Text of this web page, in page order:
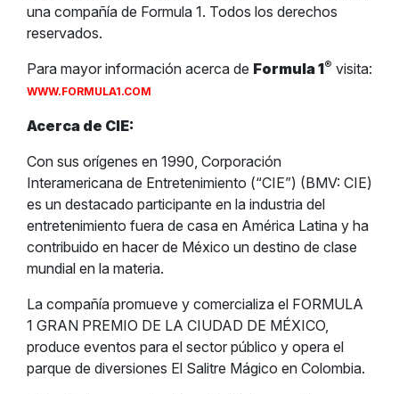
una compañía de Formula 1. Todos los derechos
reservados.
Para mayor información acerca de Formula 1® visita:
WWW.FORMULA1.COM
Acerca de CIE:
Con sus orígenes en 1990, Corporación
Interamericana de Entretenimiento (“CIE”) (BMV: CIE)
es un destacado participante en la industria del
entretenimiento fuera de casa en América Latina y ha
contribuido en hacer de México un destino de clase
mundial en la materia.
La compañía promueve y comercializa el FORMULA
1 GRAN PREMIO DE LA CIUDAD DE MÉXICO,
produce eventos para el sector público y opera el
parque de diversiones El Salitre Mágico en Colombia.